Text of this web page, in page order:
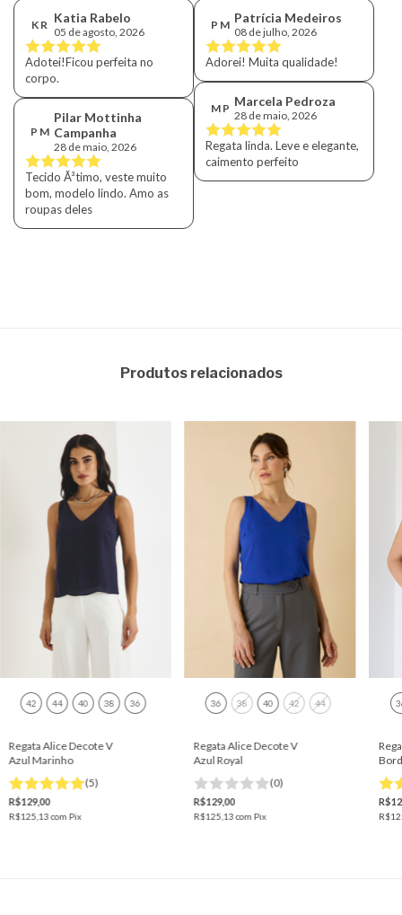
K R Katia Rabelo
05 de agosto, 2026
Adotei!Ficou perfeita no
corpo.
P M
Pilar Mottinha
Campanha
28 de maio, 2026
Tecido Ã³timo, veste muito
bom, modelo lindo. Amo as
roupas deles
P M Patrícia Medeiros
08 de julho, 2026
Adorei! Muita qualidade!
M P Marcela Pedroza
28 de maio, 2026
Regata linda. Leve e elegante,
caimento perfeito
Produtos relacionados
42 44 40 38 36
Regata Alice Decote V
Azul Marinho
(5)
R$129,00
R$125,13com Pix
36 38 40 42 44
Regata Alice Decote V
Azul Royal
(0)
R$129,00
R$125,13com Pix